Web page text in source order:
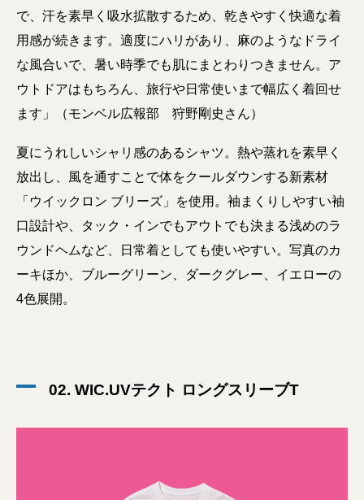
で、汗を素早く吸水拡散するため、乾きやすく快適な着
用感が続きます。適度にハリがあり、麻のようなドライ
な風合いで、暑い時季でも肌にまとわりつきません。ア
ウトドアはもちろん、旅行や日常使いまで幅広く着回せ
ます」（モンベル広報部 狩野剛史さん）
夏にうれしいシャリ感のあるシャツ。熱や蒸れを素早く
放出し、風を通すことで体をクールダウンする新素材
「ウイックロン ブリーズ」を使用。袖まくりしやすい袖
口設計や、タック・インでもアウトでも決まる浅めのラ
ウンドヘムなど、日常着としても使いやすい。写真のカ
ーキほか、ブルーグリーン、ダークグレー、イエローの
4色展開。
02. WIC.UVテクト ロングスリーブT